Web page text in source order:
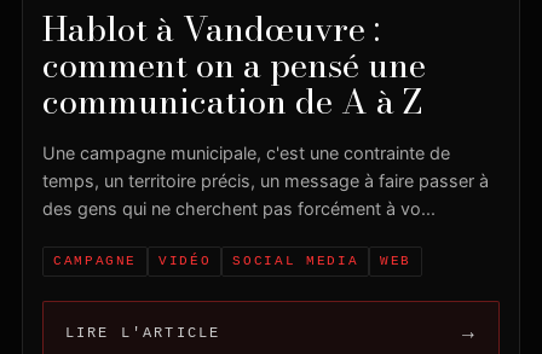
Hablot à Vandœuvre :
comment on a pensé une
communication de A à Z
Une campagne municipale, c'est une contrainte de
temps, un territoire précis, un message à faire passer à
des gens qui ne cherchent pas forcément à vo...
CAMPAGNE VIDÉO SOCIAL MEDIA WEB
LIRE L'ARTICLE →